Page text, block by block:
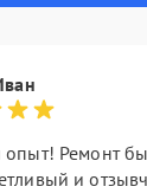
опыт! Ремонт
и